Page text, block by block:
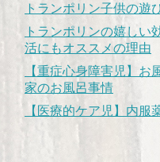
トランポリン子供の遊
トランポリンの嬉しい
活にもオススメの理由
【重症心身障害児】
家のお風呂事情
【医療的ケア児】内服